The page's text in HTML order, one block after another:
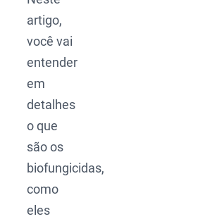
artigo,
você vai
entender
em
detalhes
o que
são os
biofungicidas,
como
eles